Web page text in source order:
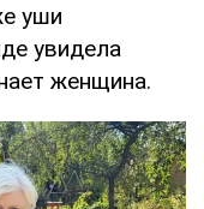
уши
увидела
женщина.